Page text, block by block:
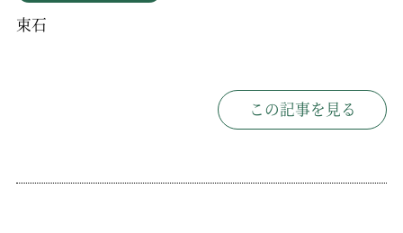
束石
この記事を見る